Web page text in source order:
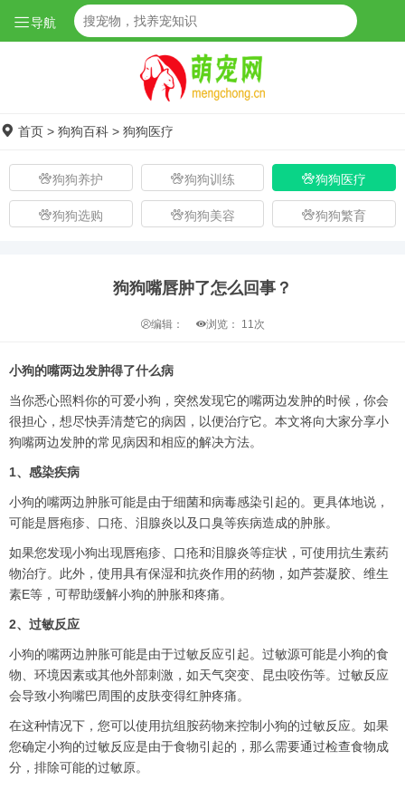
导航
首页 > 狗狗百科 > 狗狗医疗
狗狗养护 狗狗训练 狗狗医疗
狗狗选购 狗狗美容 狗狗繁育
狗狗嘴唇肿了怎么回事？
编辑： 浏览： 11次
小狗的嘴两边发肿得了什么病
当你悉心照料你的可爱小狗，突然发现它的嘴两边发肿的时候，你会
很担心，想尽快弄清楚它的病因，以便治疗它。本文将向大家分享小
狗嘴两边发肿的常见病因和相应的解决方法。
1、感染疾病
小狗的嘴两边肿胀可能是由于细菌和病毒感染引起的。更具体地说，
可能是唇疱疹、口疮、泪腺炎以及口臭等疾病造成的肿胀。
如果您发现小狗出现唇疱疹、口疮和泪腺炎等症状，可使用抗生素药
物治疗。此外，使用具有保湿和抗炎作用的药物，如芦荟凝胶、维生
素E等，可帮助缓解小狗的肿胀和疼痛。
2、过敏反应
小狗的嘴两边肿胀可能是由于过敏反应引起。过敏源可能是小狗的食
物、环境因素或其他外部刺激，如天气突变、昆虫咬伤等。过敏反应
会导致小狗嘴巴周围的皮肤变得红肿疼痛。
在这种情况下，您可以使用抗组胺药物来控制小狗的过敏反应。如果
您确定小狗的过敏反应是由于食物引起的，那么需要通过检查食物成
分，排除可能的过敏原。